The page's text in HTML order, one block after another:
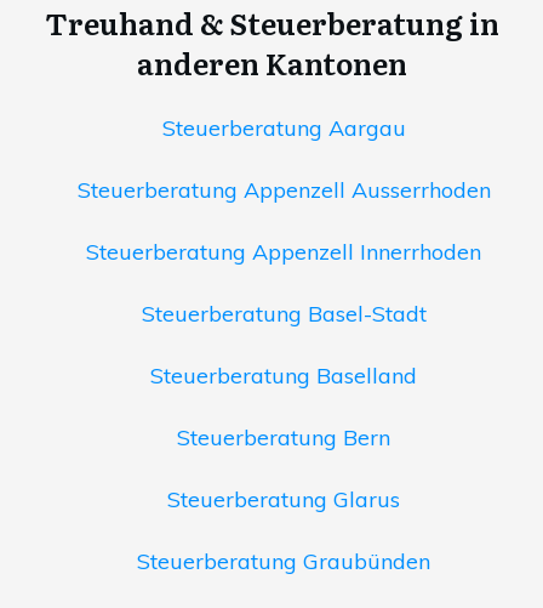
Treuhand & Steuerberatung in
anderen Kantonen
Steuerberatung Aargau
Steuerberatung Appenzell Ausserrhoden
Steuerberatung Appenzell Innerrhoden
Steuerberatung Basel-Stadt
Steuerberatung Baselland
Steuerberatung Bern
Steuerberatung Glarus
Steuerberatung Graubünden